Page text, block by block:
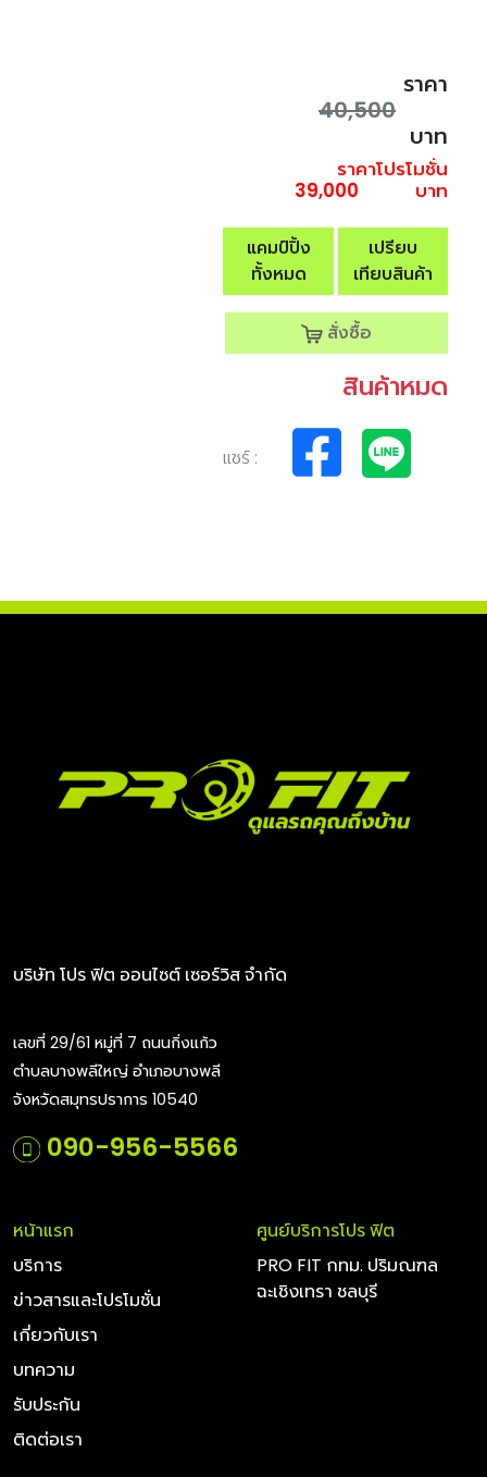
ราคา
40,500
บาท
ราคาโปรโมชั่น
39,000
บาท
แคมป์ปิ้ง
ทั้งหมด
เปรียบ
เทียบสินค้า
สั่งซื้อ
สินค้าหมด
แชร์ :
บริษัท โปร ฟิต ออนไซต์ เซอร์วิส จำกัด
เลขที่ 29/61 หมู่ที่ 7 ถนนกิ่งแก้ว
ตำบลบางพลีใหญ่ อำเภอบางพลี
จังหวัดสมุทรปราการ 10540
090-956-5566
หน้าแรก
บริการ
ข่าวสารและโปรโมชั่น
เกี่ยวกับเรา
บทความ
รับประกัน
ติดต่อเรา
ศูนย์บริการโปร ฟิต
PRO FIT กทม. ปริมณฑล
ฉะเชิงเทรา ชลบุรี